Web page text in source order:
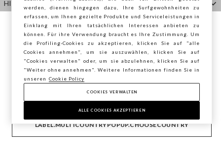
HILFE
AGENTUR
KONTAKTE
Copyright © Ovs S.p.A. MwSt.-Nr. 04240010274 - Kap.
Kap. 290.923.470 -2.4.0
Sie surfen auf der Seite von STEFANEL
Österreich, möchten Sie Ihren Standort
speichern?
BESTÄTIGEN
LABEL.MULTICOUNTRYPOPUP.CHOOSECOUNTRY
footer.item.country Österreich
werden, dienen hingegen dazu, Ihre Surfgewohnheiten zu
erfassen, um Ihnen gezielte Produkte und Serviceleistungen in
Einklang mit Ihren tatsächlichen Interessen anbieten zu
können. Für ihre Verwendung braucht es Ihre Zustimmung. Um
die Profiling-Cookies zu akzeptieren, klicken Sie auf "alle
Cookies annehmen", um sie auszuwählen, klicken Sie auf
"Cookies verwalten" oder, um sie abzulehnen, klicken Sie auf
"Weiter ohne annehmen". Weitere Informationen finden Sie in
unseren Cookie Policy
COOKIES VERWALTEN
ALLE COOKIES AKZEPTIEREN